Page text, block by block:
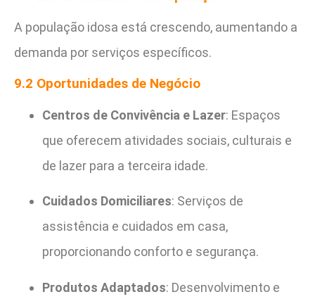
A população idosa está crescendo, aumentando a
demanda por serviços específicos.
9.2 Oportunidades de Negócio
Centros de Convivência e Lazer: Espaços
que oferecem atividades sociais, culturais e
de lazer para a terceira idade.
Cuidados Domiciliares: Serviços de
assistência e cuidados em casa,
proporcionando conforto e segurança.
Produtos Adaptados: Desenvolvimento e